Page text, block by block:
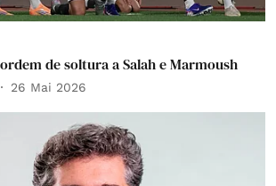
de soltura a Salah e Marmoush
26 Mai 2026